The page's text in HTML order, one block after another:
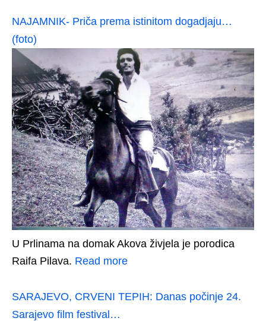
NAJAMNIK- Priča prema istinitom dogadjaju…
(foto)
U Prlinama na domak Akova živjela je porodica
Raifa Pilava. Read more
SARAJEVO, CRVENI TEPIH: Danas počinje 24.
Sarajevo film festival…